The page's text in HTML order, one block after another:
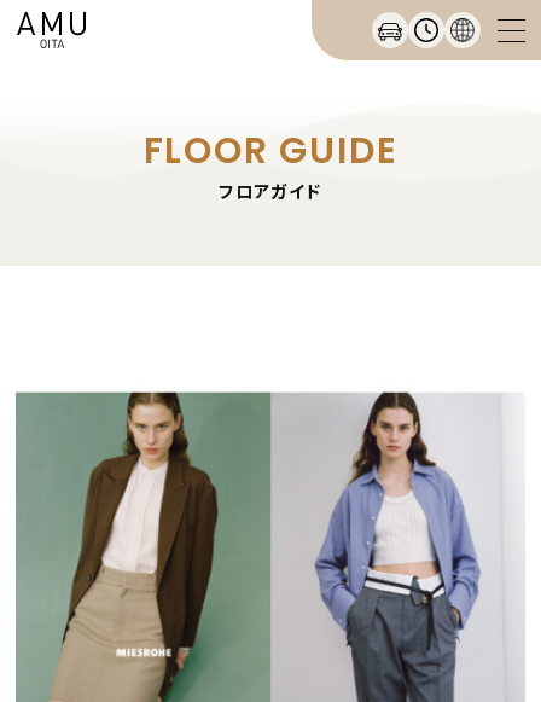
FLOOR GUIDE
フロアガイド